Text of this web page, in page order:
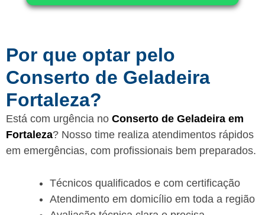
Por que optar pelo
Conserto de Geladeira
Fortaleza?
Está com urgência no Conserto de Geladeira em
Fortaleza? Nosso time realiza atendimentos rápidos
em emergências, com profissionais bem preparados.
Técnicos qualificados e com certificação
Atendimento em domicílio em toda a região